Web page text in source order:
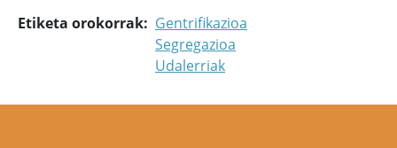
Etiketa orokorrak
Gentrifikazioa
Segregazioa
Udalerriak